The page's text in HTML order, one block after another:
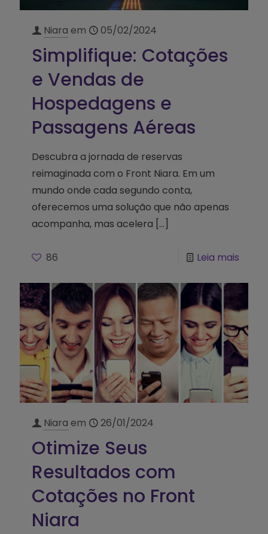
Niara em 05/02/2024
Simplifique: Cotações
e Vendas de
Hospedagens e
Passagens Aéreas
Descubra a jornada de reservas
reimaginada com o Front Niara. Em um
mundo onde cada segundo conta,
oferecemos uma solução que não apenas
acompanha, mas acelera […]
86 Leia mais
Niara em 26/01/2024
Otimize Seus
Resultados com
Cotações no Front
Niara